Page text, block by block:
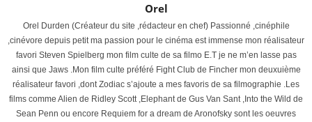
Orel
Orel Durden (Créateur du site ,rédacteur en chef) Passionné ,cinéphile
,cinévore depuis petit ma passion pour le cinéma est immense mon réalisateur
favori Steven Spielberg mon film culte de sa filmo E.T je ne m’en lasse pas
ainsi que Jaws .Mon film culte préféré Fight Club de Fincher mon deuxuième
réalisateur favori ,dont Zodiac s’ajoute a mes favoris de sa filmographie .Les
films comme Alien de Ridley Scott ,Elephant de Gus Van Sant ,Into the Wild de
Sean Penn ou encore Requiem for a dream de Aronofsky sont les oeuvres